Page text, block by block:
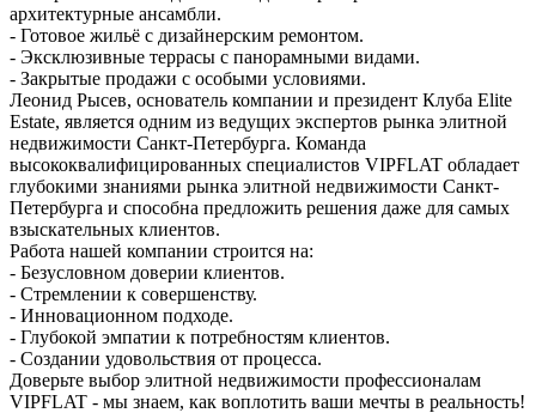
архитектурные ансамбли.
- Готовое жильё с дизайнерским ремонтом.
- Эксклюзивные террасы с панорамными видами.
- Закрытые продажи с особыми условиями.
Леонид Рысев, основатель компании и президент Клуба Elite
Estate, является одним из ведущих экспертов рынка элитной
недвижимости Санкт-Петербурга. Команда
высококвалифицированных специалистов VIPFLAT обладает
глубокими знаниями рынка элитной недвижимости Санкт-
Петербурга и способна предложить решения даже для самых
взыскательных клиентов.
Работа нашей компании строится на:
- Безусловном доверии клиентов.
- Стремлении к совершенству.
- Инновационном подходе.
- Глубокой эмпатии к потребностям клиентов.
- Создании удовольствия от процесса.
Доверьте выбор элитной недвижимости профессионалам
VIPFLAT - мы знаем, как воплотить ваши мечты в реальность!